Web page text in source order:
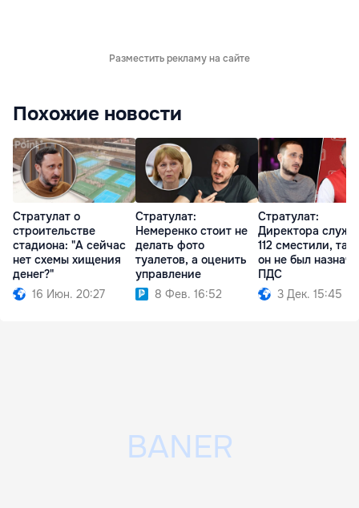
Разместить рекламу на сайте
Похожие новости
Стратулат о
строительстве
стадиона: "А сейчас
нет схемы хищения
денег?"
16 Июн. 20:27
Стратулат:
Немеренко стоит не
делать фото
туалетов, а оценить
управление
8 Фев. 16:52
Стратулат:
Директора
112 сместили, так
он не был
ПДС
3 Дек. 15:45